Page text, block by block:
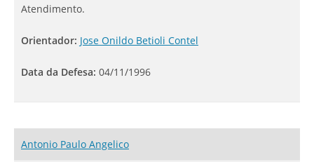
Atendimento.
Orientador: Jose Onildo Betioli Contel
Data da Defesa: 04/11/1996
Antonio Paulo Angelico